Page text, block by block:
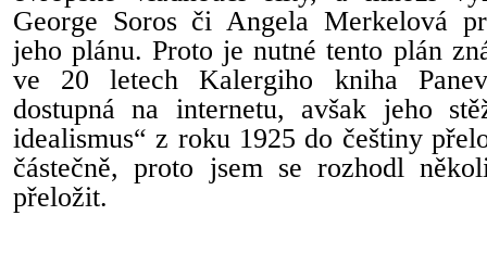
George Soros či Angela Merkelová
jeho plánu. Proto je nutné tento plán
ve 20 letech Kalergiho kniha
dostupná na internetu, avšak jeho
idealismus“ z roku 1925 do češtiny
částečně, proto jsem se rozhodl
přeložit.